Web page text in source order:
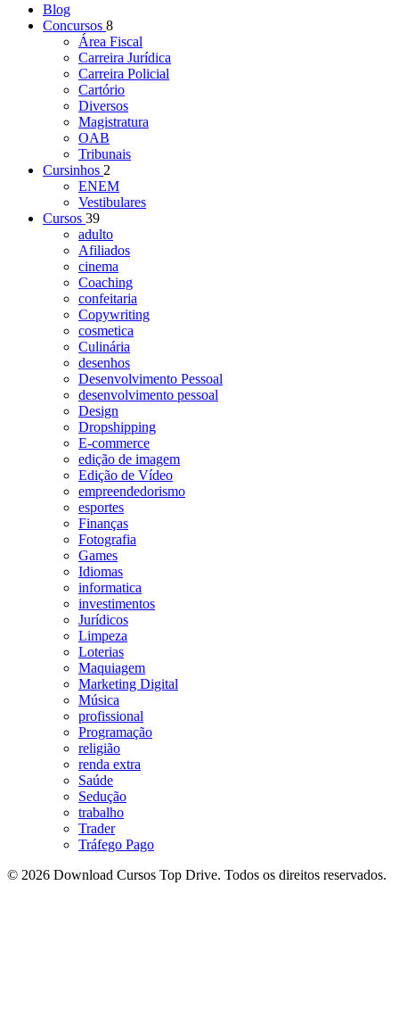
Blog
Concursos 8
Área Fiscal
Carreira Jurídica
Carreira Policial
Cartório
Diversos
Magistratura
OAB
Tribunais
Cursinhos 2
ENEM
Vestibulares
Cursos 39
adulto
Afiliados
cinema
Coaching
confeitaria
Copywriting
cosmetica
Culinária
desenhos
Desenvolvimento Pessoal
desenvolvimento pessoal
Design
Dropshipping
E-commerce
edição de imagem
Edição de Vídeo
empreendedorismo
esportes
Finanças
Fotografia
Games
Idiomas
informatica
investimentos
Jurídicos
Limpeza
Loterias
Maquiagem
Marketing Digital
Música
profissional
Programação
religião
renda extra
Saúde
Sedução
trabalho
Trader
Tráfego Pago
© 2026 Download Cursos Top Drive. Todos os direitos reservados.